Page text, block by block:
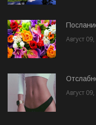
Август
Август